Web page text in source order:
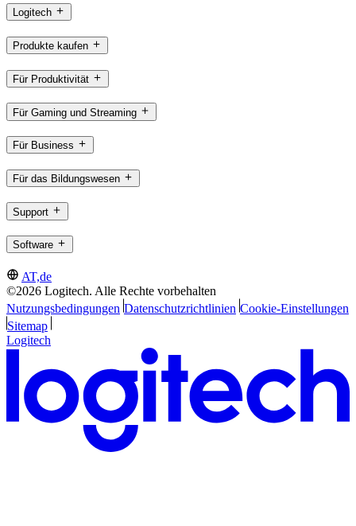
Logitech
Produkte kaufen
Für Produktivität
Für Gaming und Streaming
Für Business
Für das Bildungswesen
Support
Software
AT,de
©2026 Logitech. Alle Rechte vorbehalten
Nutzungsbedingungen Datenschutzrichtlinien Cookie-Einstellungen
Sitemap
Logitech